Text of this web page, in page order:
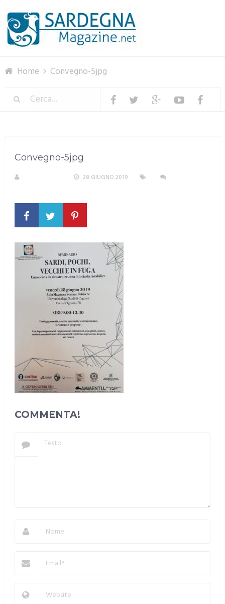
Home Convegno-5jpg
Convegno-5jpg
28 GIUGNO 2019
COMMENTA!